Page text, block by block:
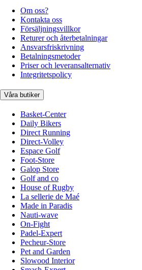
Om oss?
Kontakta oss
Försäljningsvillkor
Returer och återbetalningar
Ansvarsfriskrivning
Betalningsmetoder
Priser och leveransalternativ
Integritetspolicy
Våra butiker
Basket-Center
Daily Bikers
Direct Running
Direct-Volley
Espace Golf
Foot-Store
Galop Store
Golf and co
House of Rugby
La sellerie de Maé
Made in Paradis
Nauti-wave
On-Fight
Padel-Expert
Pecheur-Store
Pet and Garden
Slowood Interior